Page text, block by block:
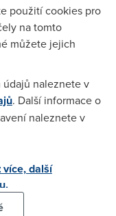
roli a uz vubec
cetl vcelku jen
od ostatnich.
volba ? Muj
nechci
sel bych do
v TUTO chvili se
použití cookies pro
na tomto
můžete jejich
naleznete v
. Další informace o
naleznete v
další